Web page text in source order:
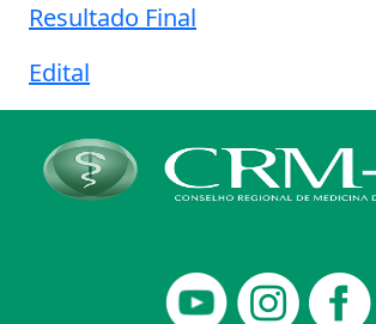
Resultado Final
Edital